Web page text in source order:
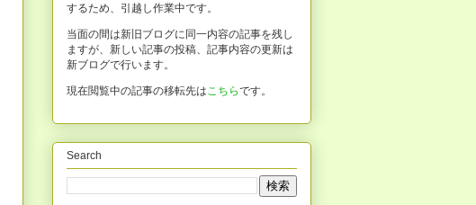
するため、引越し作業中です。
当面の間は新旧ブログに同一内容の記事を残し
ますが、新しい記事の投稿、記事内容の更新は
新ブログで行います。
現在閲覧中の記事の移転先は こちらです。
Search